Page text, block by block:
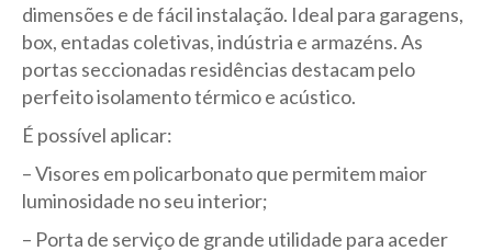
dimensões e de fácil instalação. Ideal para garagens,
box, entadas coletivas, indústria e armazéns. As
portas seccionadas residências destacam pelo
perfeito isolamento térmico e acústico.
É possível aplicar:
– Visores em policarbonato que permitem maior
luminosidade no seu interior;
– Porta de serviço de grande utilidade para aceder